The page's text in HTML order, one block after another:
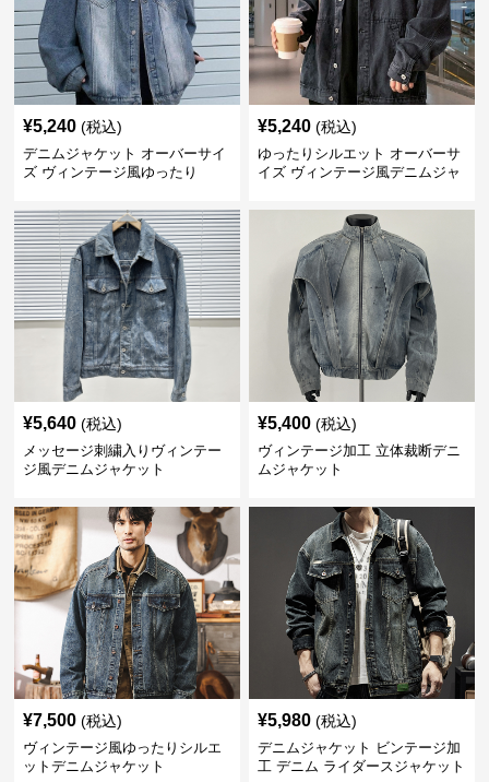
¥5,240 (税込)
デニムジャケット オーバーサイ
ズ ヴィンテージ風ゆったり
¥5,240 (税込)
ゆったりシルエット オーバーサ
イズ ヴィンテージ風デニムジャ
¥5,640 (税込)
メッセージ刺繍入りヴィンテー
ジ風デニムジャケット
¥5,400 (税込)
ヴィンテージ加工 立体裁断デニ
ムジャケット
¥7,500 (税込)
ヴィンテージ風ゆったりシルエ
ットデニムジャケット
¥5,980 (税込)
デニムジャケット ビンテージ加
工 デニム ライダースジャケット